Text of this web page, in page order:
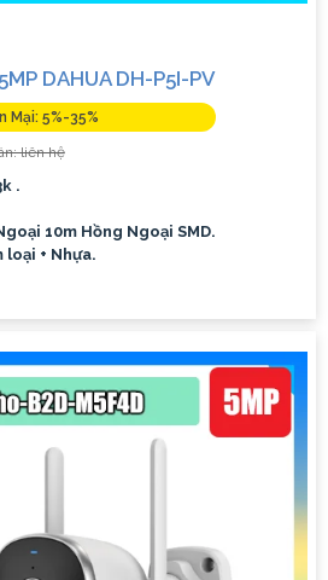
DAHUA DH-P5I-PV
Mại: 5%-35%
liên hệ
.
10m Hồng Ngoại SMD.
loại + Nhựa.